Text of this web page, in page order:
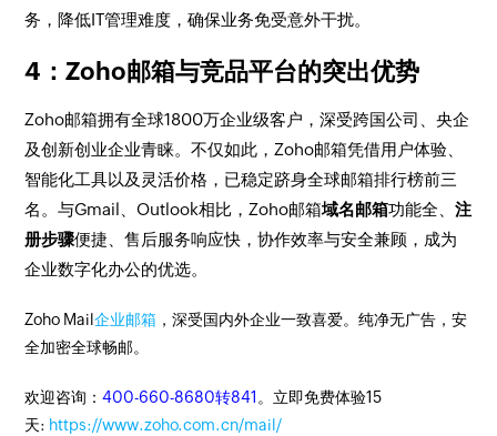
务，降低IT管理难度，确保业务免受意外干扰。
4：Zoho邮箱与竞品平台的突出优势
Zoho邮箱拥有全球1800万企业级客户，深受跨国公司、央企
及创新创业企业青睐。不仅如此，Zoho邮箱凭借用户体验、
智能化工具以及灵活价格，已稳定跻身全球邮箱排行榜前三
名。与Gmail、Outlook相比，Zoho邮箱域名邮箱功能全、注
册步骤便捷、售后服务响应快，协作效率与安全兼顾，成为
企业数字化办公的优选。
Zoho Mail企业邮箱 ，深受国内外企业一致喜爱。纯净无广告，安
全加密全球畅邮。
欢迎咨询：400-660-8680转841 。立即免费体验15
天: https://www.zoho.com.cn/mail/